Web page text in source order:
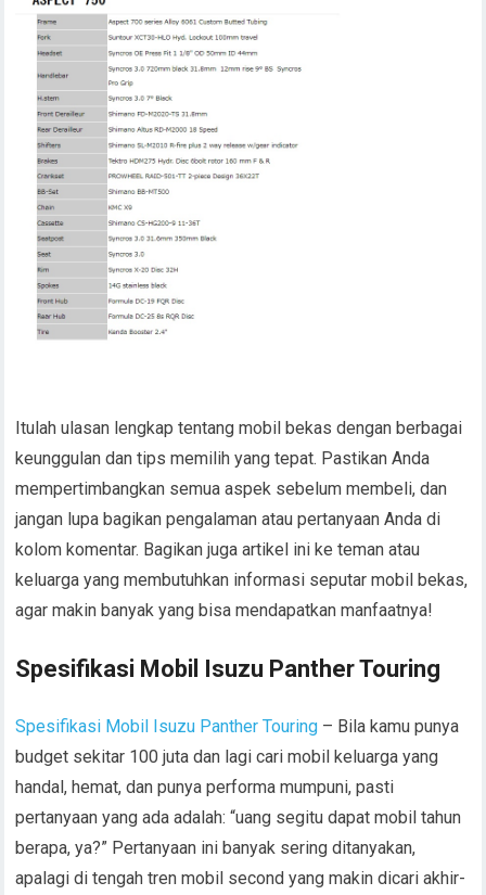
Itulah ulasan lengkap tentang mobil bekas dengan berbagai
keunggulan dan tips memilih yang tepat. Pastikan Anda
mempertimbangkan semua aspek sebelum membeli, dan
jangan lupa bagikan pengalaman atau pertanyaan Anda di
kolom komentar. Bagikan juga artikel ini ke teman atau
keluarga yang membutuhkan informasi seputar mobil bekas,
agar makin banyak yang bisa mendapatkan manfaatnya!
Spesifikasi Mobil Isuzu Panther Touring
Spesifikasi Mobil Isuzu Panther Touring – Bila kamu punya
budget sekitar 100 juta dan lagi cari mobil keluarga yang
handal, hemat, dan punya performa mumpuni, pasti
pertanyaan yang ada adalah: “uang segitu dapat mobil tahun
berapa, ya?” Pertanyaan ini banyak sering ditanyakan,
apalagi di tengah tren mobil second yang makin dicari akhir-